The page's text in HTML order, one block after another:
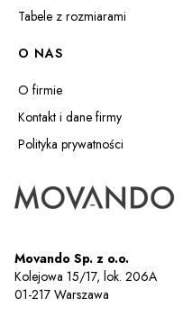
Tabele z rozmiarami
O NAS
O firmie
Kontakt i dane firmy
Polityka prywatności
Movando Sp. z o.o.
Kolejowa 15/17, lok. 206A
01-217 Warszawa